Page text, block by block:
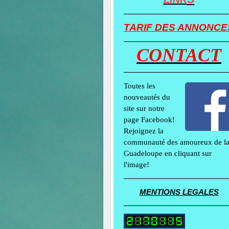
TARIF DES
CONTACT
Toutes les
nouveautés du
site sur notre
page Facebook!
Rejoignez la
communauté des amoureux de la
Guadeloupe en cliquant sur
l'image!
MENTIONS LEGALES